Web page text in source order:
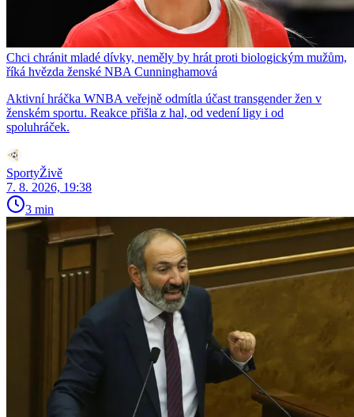
Chci chránit mladé dívky, neměly by hrát proti biologickým mužům,
říká hvězda ženské NBA Cunninghamová
Aktivní hráčka WNBA veřejně odmítla účast transgender žen v
ženském sportu. Reakce přišla z hal, od vedení ligy i od
spoluhráček.
SportyŽivě
7. 8. 2026, 19:38
3 min